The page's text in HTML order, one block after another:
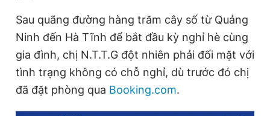
Thông tin tòa soạn Liên hệ quảng cáo
Đọc Thanh Niên trên điện thoại
Sau quãng đường hàng trăm cây số từ Quảng
Ninh đến Hà Tĩnh để bắt đầu kỳ nghỉ hè cùng
gia đình, chị N.T.T.G đột nhiên phải đối mặt với
tình trạng không có chỗ nghỉ, dù trước đó chị
đã đặt phòng qua Booking.com.